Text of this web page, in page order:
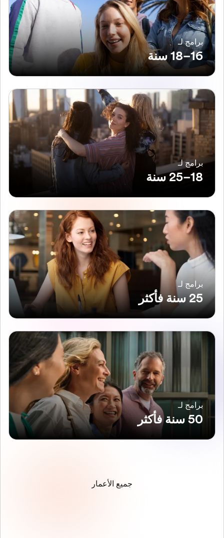
برامج لـ
16–18 سنة
برامج لـ
18–25 سنة
برامج لـ
25 سنة فأكثر
برامج لـ
50 سنة فأكثر
جميع الأعمار